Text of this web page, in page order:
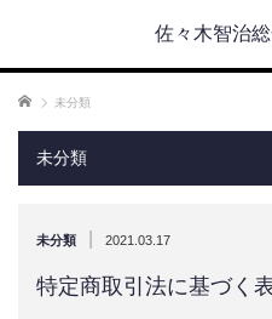
佐々木智治
ホーム 未分類
未分類
未分類 2021.03.17
特定商取引法に基づく